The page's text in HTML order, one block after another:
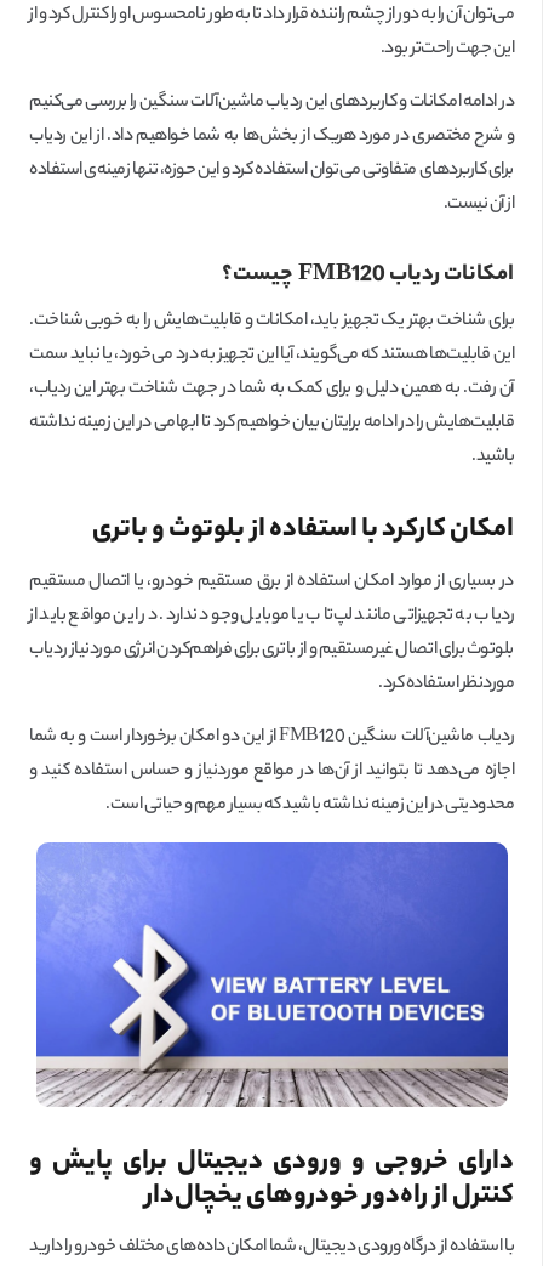
می‌توان آن را به دور از چشم راننده قرار داد تا به طور نامحسوس او را کنترل کرد و از
این جهت راحت‌تر بود.
در ادامه امکانات و کاربردهای این ردیاب ماشین‌آلات سنگین را بررسی می‌کنیم
و شرح مختصری در مورد هریک از بخش‌ها به شما خواهیم داد. از این ردیاب
برای کاربردهای متفاوتی می‌توان استفاده کرد و این حوزه، تنها زمینه‌ی استفاده
از آن نیست.
امکانات ردیابFMB120چیست؟
برای شناخت بهتر یک تجهیز باید، امکانات و قابلیت‌هایش را به خوبی شناخت.
این قابلیت‌ها هستند که می‌گویند، آیا این تجهیز به درد می‌خورد، یا نباید سمت
آن رفت. به همین دلیل و برای کمک به شما در جهت شناخت بهتر این ردیاب،
قابلیت‌هایش را در ادامه برایتان بیان خواهیم کرد تا ابهامی در این زمینه نداشته
باشید.
امکان کارکرد با استفاده از بلوتوث و باتری
در بسیاری از موارد امکان استفاده از برق مستقیم خودرو، یا اتصال مستقیم
ردیاب به تجهیزاتی مانند لپ‌تاب یا موبایل وجود ندارد. در این مواقع باید از
بلوتوث برای اتصال غیرمستقیم و از باتری برای فراهم‌کردن انرژی موردنیاز ردیاب
موردنظر استفاده کرد.
ردیاب ماشین‌آلات سنگین FMB120 از این دو امکان برخوردار است و به شما
اجازه می‌دهد تا بتوانید از آن‌ها در مواقع موردنیاز و حساس استفاده کنید و
محدودیتی در این زمینه نداشته باشید که بسیار مهم و حیاتی است.
دارای خروجی و ورودی دیجیتال برای پایش و
کنترل از راه‌دور خودروهای یخچال‌دار
با استفاده از درگاه ورودی دیجیتال، شما امکان داده‌های مختلف خودرو را دارید